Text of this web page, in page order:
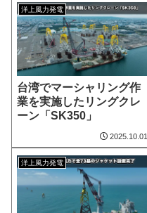
洋上風力発電
台湾でマーシャリング作
業を実施したリングクレ
ーン「SK350」
2025.10.01
洋上風力発電